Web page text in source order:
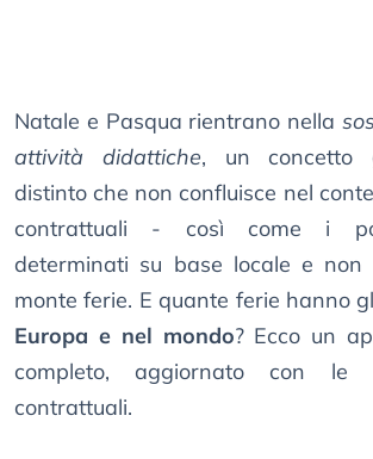
Natale e Pasqua rientrano nella
attività didattiche, un concetto
distinto che non confluisce nel
contrattuali - così come i
determinati su base locale e non
monte ferie. E quante ferie hanno
Europa e nel mondo? Ecco un
completo, aggiornato con le
contrattuali.